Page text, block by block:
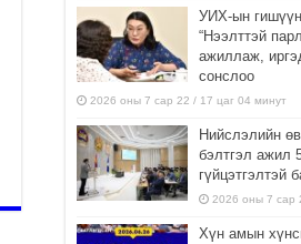
УИХ-ын
“Нээлттэй
ажиллаж,
сонслоо
2026 оны 7 сар 22 / 17 цаг 04 минут
Нийслэлийн
бэлтгэл ажил
гүйцэтгэлтэй
2026 оны 7 сар
Хүн амын